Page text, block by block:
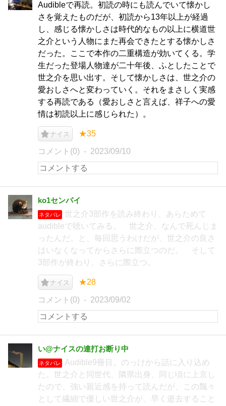
Audibleで再読。初読の時にも読んでいて懐かし
さを覚えたものだが、初読から13年以上が経過
し、感じる懐かしさは時代的なもの以上に横道世
之介という人物にまた再会できたとする懐かしさ
だった。ここで本作の二重構造が効いてくる。学
生だった登場人物達が二十年後、ふとしたことで
世之介を思い出す。そして懐かしさは、世之介の
愛おしさへと変わっていく。それをまさしく実感
する再読である（愛おしさと言えば、祥子への愛
情は初読以上に感じられた）。
ナイス ★35
コメント(0) 2023/09/10
ko1センパイ
ネタバレ
世之介3部作を読み終わり、あらためて
audibleで聴いてみる。 世之介、なんで死んじま
ったんだ。と、毎回思うわけだが、世之介の良さ
はいなくなってからさらに際立つのだ。 そして
3部作が終わり、さらに際立つ。
ナイス ★28
コメント(0) 2023/09/02
い@ナイスの連打お断り中
ネタバレ
Audible9冊目。のっけから話に入り込め
た。世之介と同世代、隣県出身、同じ頃に上京し
たので、強い親近感を持って読んだが、この飄々
として繊細で優しい世之介が、早く逝去すること